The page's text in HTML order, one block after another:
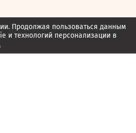
Продолжая пользоваться данным
и технологий персонализации в